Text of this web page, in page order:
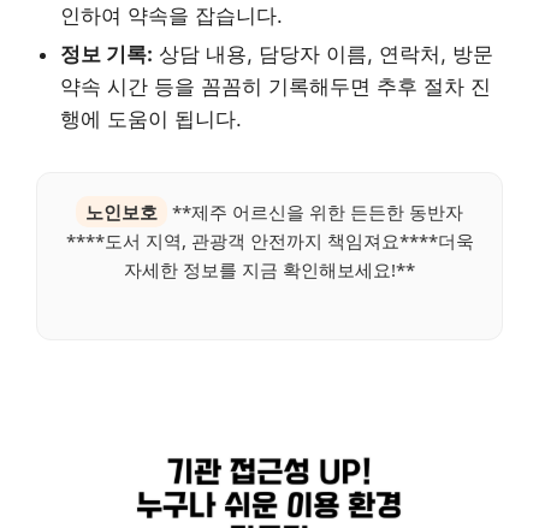
인하여 약속을 잡습니다.
정보 기록: 상담 내용, 담당자 이름, 연락처, 방문
약속 시간 등을 꼼꼼히 기록해두면 추후 절차 진
행에 도움이 됩니다.
노인보호 **제주 어르신을 위한 든든한 동반자
****도서 지역, 관광객 안전까지 책임져요****더욱
자세한 정보를 지금 확인해보세요!**